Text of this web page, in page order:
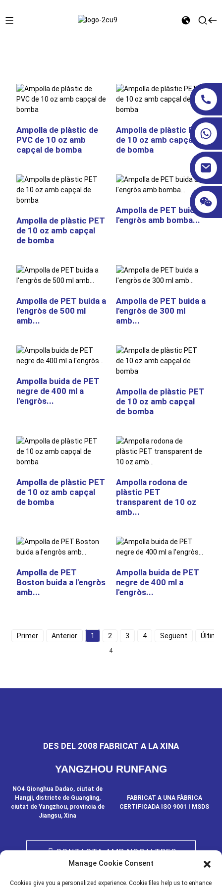
Ampolla de plàstic de
PVC de 10 oz amb
capçal de bomba
Ampolla de plàstic PET
de 10 oz amb capçal
de bomba
Ampolla de plàstic PET
de 10 oz amb capçal
de bomba
Ampolla de PET buida a
l'engròs amb bomba...
Ampolla de PET buida a
l'engròs de 500 ml
amb...
Ampolla de PET buida a
l'engròs de 300 ml
amb...
Ampolla buida de PET
negre de 400 ml a
l'engròs...
Ampolla de plàstic PET
de 10 oz amb capçal
de bomba
Ampolla de plàstic PET
de 10 oz amb capçal
de bomba
Ampolla rodona de
plàstic PET
transparent de 10 oz
amb...
Ampolla de PET
Boston buida a l'engròs
amb...
Ampolla buida de PET
negre de 400 ml a
l'engròs...
Primer Anterior 1 2 3 4 Següent Últim
4
DES DEL 2008 FABRICAT A LA XINA
YANGZHOU RUNFANG
NO4 Qionghua Dadao, ciutat de
Hangji, districte de Guangling,
ciutat de Yangzhou, província de
Jiangsu, Xina
FABRICAT A UNA FÀBRICA
CERTIFICADA ISO 9001 I MSDS
CONTACTA AMB NOSALTRES
Manage Cookie Consent
Cookies give you a personalized experience. Cookie files help us to enhance